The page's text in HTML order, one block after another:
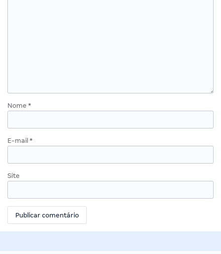
Nome *
E-mail *
Site